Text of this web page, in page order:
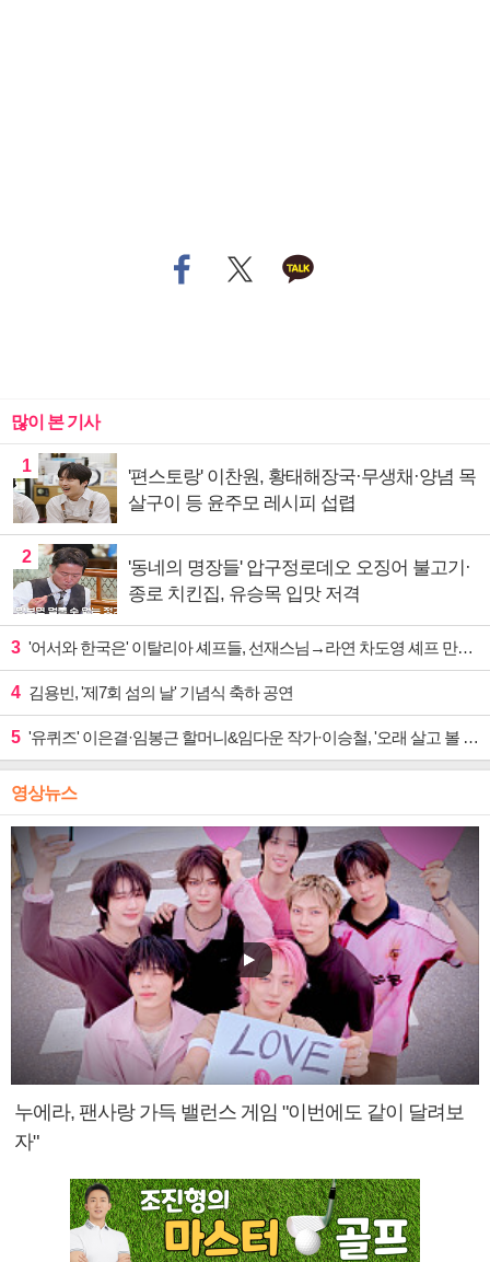
많이 본 기사
1
'편스토랑' 이찬원, 황태해장국·무생채·양념 목
살구이 등 윤주모 레시피 섭렵
2
'동네의 명장들' 압구정로데오 오징어 불고기·
종로 치킨집, 유승목 입맛 저격
3 '어서와 한국은' 이탈리아 셰프들, 선재스님→라연 차도영 셰프 만난다
4 김용빈, '제7회 섬의 날' 기념식 축하 공연
5 '유퀴즈' 이은결·임봉근 할머니&임다운 작가·이승철, '오래 살고 볼 일' 특집 출격
영상뉴스
누에라, 팬사랑 가득 밸런스 게임 "이번에도 같이 달려보
자"